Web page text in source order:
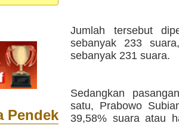
Pendek
Jumlah tersebut
sebanyak 233
sebanyak 231 suara.
Sedangkan
satu, Prabowo
39,58% suara atau